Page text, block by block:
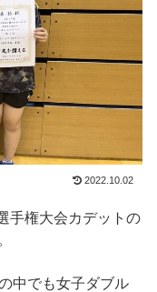
2022.10.02
手権大会カデットの
中でも女子ダブル